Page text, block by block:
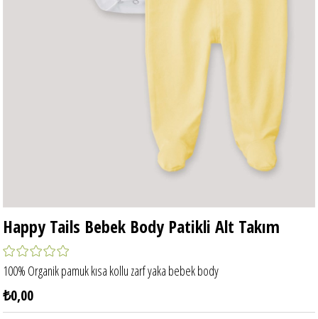
Happy Tails Bebek Body Patikli Alt Takım
100% Organik pamuk kısa kollu zarf yaka bebek body
₺0,00